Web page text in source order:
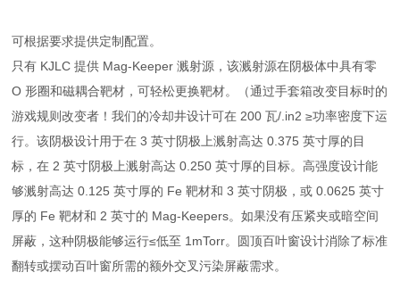
可根据要求提供定制配置。
只有 KJLC 提供 Mag-Keeper 溅射源，该溅射源在阴极体中具有零
O 形圈和磁耦合靶材，可轻松更换靶材。（通过手套箱改变目标时的
游戏规则改变者！我们的冷却井设计可在 200 瓦/.in2 ≥功率密度下运
行。该阴极设计用于在 3 英寸阴极上溅射高达 0.375 英寸厚的目
标，在 2 英寸阴极上溅射高达 0.250 英寸厚的目标。高强度设计能
够溅射高达 0.125 英寸厚的 Fe 靶材和 3 英寸阴极，或 0.0625 英寸
厚的 Fe 靶材和 2 英寸的 Mag-Keepers。如果没有压紧夹或暗空间
屏蔽，这种阴极能够运行≤低至 1mTorr。圆顶百叶窗设计消除了标准
翻转或摆动百叶窗所需的额外交叉污染屏蔽需求。